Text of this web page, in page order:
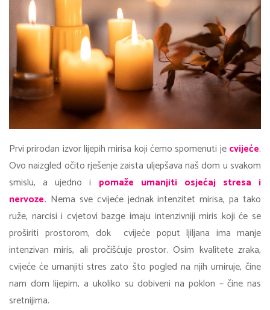
Prvi prirodan izvor lijepih mirisa koji ćemo spomenuti jecvijeće.
Ovo naizgled očito rješenje zaista uljepšava naš dom u svakom
smislu, a ujedno i pomaže umanjiti osjećaj stresa i
nervoze. Nema sve cvijeće jednak intenzitet mirisa, pa tako
ruže, narcisi i cvjetovi bazge imaju intenzivniji miris koji će se
proširiti prostorom, dok cvijeće poput ljiljana ima manje
intenzivan miris, ali pročišćuje prostor. Osim kvalitete zraka,
cvijeće će umanjiti stres zato što pogled na njih umiruje, čine
nam dom lijepim, a ukoliko su dobiveni na poklon – čine nas
sretnijima.